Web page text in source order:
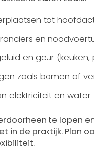
tot
en
en geur (keuken,
zoals bomen of
elektriciteit en water
te lopen
in de praktijk. Plan